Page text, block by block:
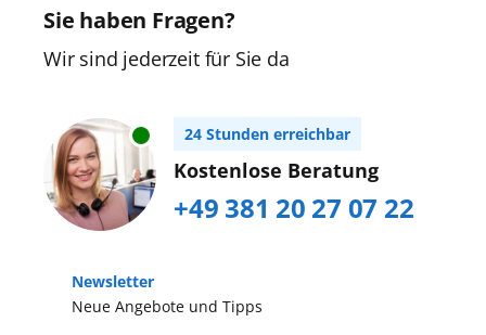
Sie haben Fragen?
Wir sind jederzeit für Sie da
24 Stunden erreichbar
Kostenlose Beratung
+49 381 20 27 07 22
Neue Angebote und Tipps
Newsletter